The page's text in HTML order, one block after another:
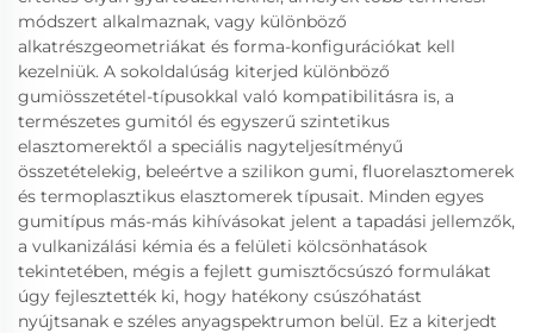
módszert alkalmaznak, vagy különböző
alkatrészgeometriákat és forma-konfigurációkat kell
kezelniük. A sokoldalúság kiterjed különböző
gumiösszetétel-típusokkal való kompatibilitásra is, a
természetes gumitól és egyszerű szintetikus
elasztomerektől a speciális nagyteljesítményű
összetételekig, beleértve a szilikon gumi, fluorelasztomerek
és termoplasztikus elasztomerek típusait. Minden egyes
gumitípus más-más kihívásokat jelent a tapadási jellemzők,
a vulkanizálási kémia és a felületi kölcsönhatások
tekintetében, mégis a fejlett gumisztőcsúszó formulákat
úgy fejlesztették ki, hogy hatékony csúszóhatást
nyújtsanak e széles anyagspektrumon belül. Ez a kiterjedt